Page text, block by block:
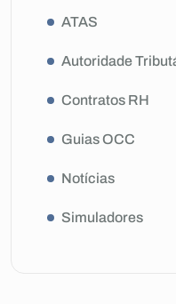
ATAS
Autoridade
Contratos RH
Guias OCC
Notícias
Simuladores